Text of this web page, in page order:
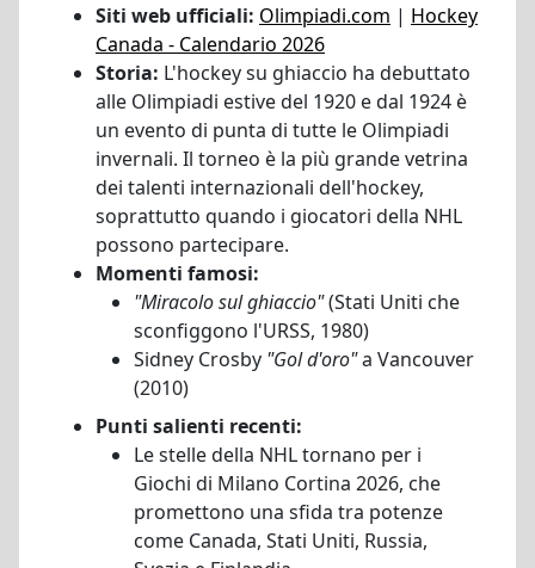
Siti web ufficiali: Olimpiadi.com | Hockey
Canada - Calendario 2026
Storia: L'hockey su ghiaccio ha debuttato
alle Olimpiadi estive del 1920 e dal 1924 è
un evento di punta di tutte le Olimpiadi
invernali. Il torneo è la più grande vetrina
dei talenti internazionali dell'hockey,
soprattutto quando i giocatori della NHL
possono partecipare.
Momenti famosi:
"Miracolo sul ghiaccio"(Stati Uniti che
sconfiggono l'URSS, 1980)
Sidney Crosby "Gol d'oro"a Vancouver
(2010)
Punti salienti recenti:
Le stelle della NHL tornano per i
Giochi di Milano Cortina 2026, che
promettono una sfida tra potenze
come Canada, Stati Uniti, Russia,